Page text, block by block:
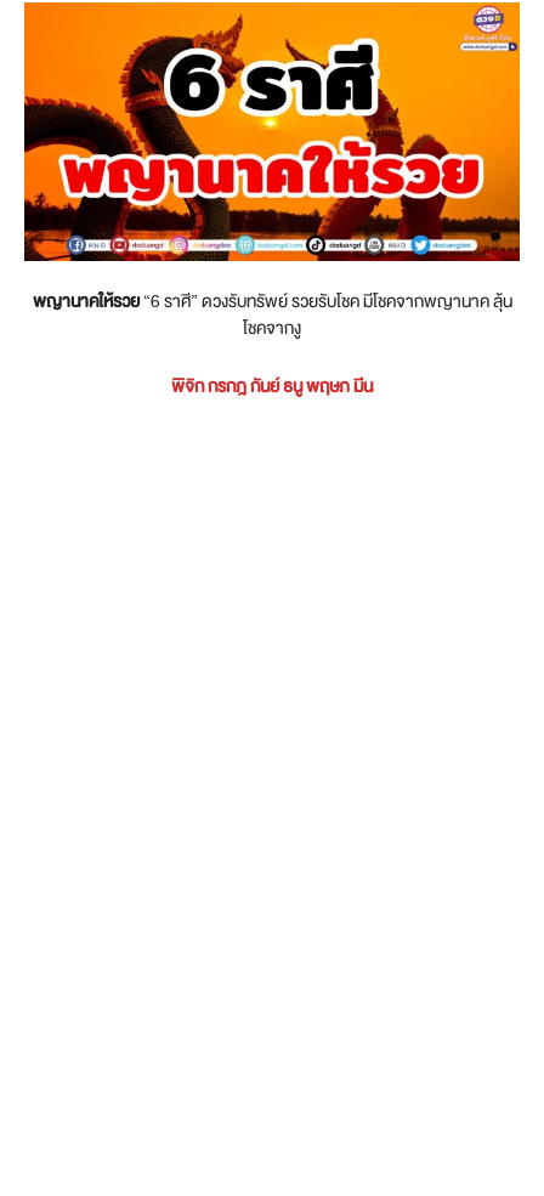
พญานาคให้รวย“6 ราศี” ดวงรับทรัพย์ รวยรับโชค มีโชคจากพญานาค ลุ้น
โชคจากงู
พิจิก กรกฎ กันย์ ธนู พฤษภมีน